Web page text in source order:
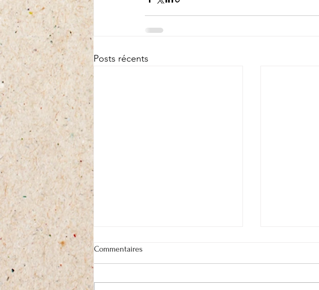
Posts récents
Commentaires